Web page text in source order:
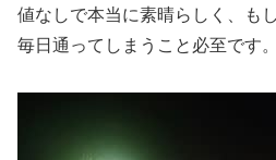
値なしで本当に素晴らしく、も
毎日通ってしまうこと必至です。